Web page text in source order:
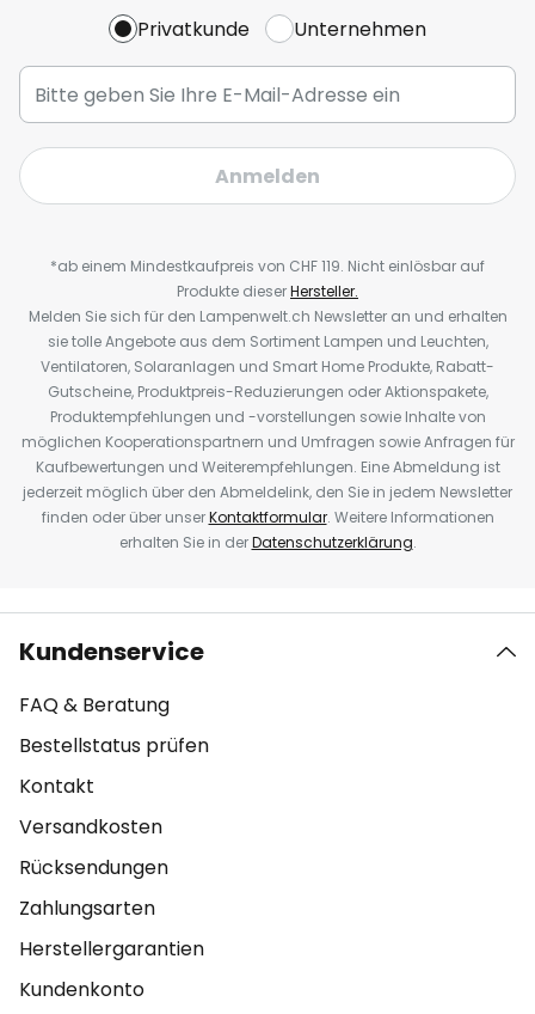
Privatkunde Unternehmen
Anmelden
*ab einem Mindestkaufpreis von CHF 119. Nicht einlösbar auf
Produkte dieserHersteller.
Melden Sie sich für den Lampenwelt.ch Newsletter an und erhalten
sie tolle Angebote aus dem Sortiment Lampen und Leuchten,
Ventilatoren, Solaranlagen und Smart Home Produkte, Rabatt-
Gutscheine, Produktpreis-Reduzierungen oder Aktionspakete,
Produktempfehlungen und -vorstellungen sowie Inhalte von
möglichen Kooperationspartnern und Umfragen sowie Anfragen für
Kaufbewertungen und Weiterempfehlungen. Eine Abmeldung ist
jederzeit möglich über den Abmeldelink, den Sie in jedem Newsletter
finden oder über unserKontaktformular. Weitere Informationen
erhalten Sie in derDatenschutzerklärung.
Kundenservice
FAQ & Beratung
Bestellstatus prüfen
Kontakt
Versandkosten
Rücksendungen
Zahlungsarten
Herstellergarantien
Kundenkonto